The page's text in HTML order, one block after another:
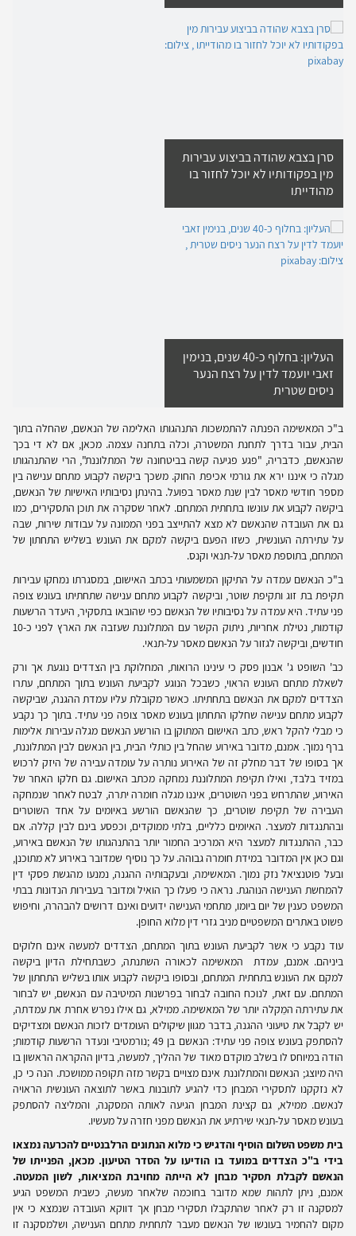
סרן בצבא שהודה בביצוע עבירות
מין בפקודותיו לא יוכל לחזור בו
מהודייתו
העליון: בחלוף כ-40 שנים, בנימין
זאבי יועמד לדין על רצח הנער
ניסים שטרית
ב"כ המאשימה הפנתה להתמשכות התנהגותו האלימה של הנאשם, שהחלה בתוך
הבית, עבור בדרך לתחנת המשטרה, וכלה בתחנה עצמה. מכאן, אם לא די בכך
שהנאשם, כדבריה, "פגע פגיעה קשה בביטחונה של המתלוננת", הרי שהתנהגותו
מגלה כי איננו ירא את גורמי אכיפת החוק. משכך ביקשה לקבוע מתחם ענישה בין
מספר חודשי מאסר לבין שנת מאסר בפועל. בהינתן נסיבותיו האישיות של הנאשם,
ביקשה לקבוע את עונשו בתחתית המתחם. לאחר שסקרה את תוכן התסקירים, כמו
גם את העובדה שהנאשם לא מצא להתייצב בפני הממונה על עבודות שירות, שבה
על עתירתה העונשית, כשזו הפעם ביקשה למקם את העונש בשליש התחתון של
המתחם, בתוספת מאסר על-תנאי וקנס.
ב"כ הנאשם עמדה על התיקון המשמעותי בכתב האישום, במסגרתו נמחקו עבירות
תקיפת בת זוג ותקיפת שוטר, וביקשה לקבוע מתחם ענישה שתחתיתו בעונש צופה
פני עתיד. היא עמדה על נסיבותיו של הנאשם כפי שהובאו בתסקיר, היעדר הרשעות
קודמות, נטילת אחריות, ניתוק הקשר עם המתלוננת שעזבה את הארץ לפני כ-10
חודשים, וביקשה לגזור על הנאשם מאסר על-תנאי.
כב' השופט ג' אבנון פסק כי עינינו הרואות, המחלוקת בין הצדדים נוגעת אך ורק
לשאלת מתחם העונש הראוי, כשבכל הנוגע לקביעת העונש בתוך המתחם, עתרו
הצדדים למקם את הנאשם בתחתיתו. כאשר מקובלת עליו עמדת ההגנה, שביקשה
לקבוע מתחם ענישה שחלקו התחתון בעונש מאסר צופה פני עתיד. בתוך כך נקבע
כי מבלי להקל ראש, כתב האישום המתוקן בו הורשע הנאשם מגלה עבירות אלימות
ברף נמוך. אמנם, מדובר באירוע שהחל בין כותלי הבית, בין הנאשם לבין המתלוננת,
אך בסופו של דבר מחלק זה של האירוע נותרה על עומדה עבירה של היזק לרכוש
במזיד בלבד, ואילו תקיפת המתלוננת נמחקה מכתב האישום. גם חלקו האחר של
האירוע, שהתרחש בפני השוטרים, איננו מגלה חומרה יתרה, לבטח לאחר שנמחקה
העבירה של תקיפת שוטרים, כך שהנאשם הורשע באיומים על אחד השוטרים
ובהתנגדות למעצר. האיומים כלליים, בלתי ממוקדים, וכפסע בינם לבין קללה. אם
כבר, ההתנגדות למעצר היא המרכיב החמור יותר בהתנהגותו של הנאשם באירוע,
וגם כאן אין המדובר במידת חומרה גבוהה. על כך נוסיף שמדובר באירוע לא מתוכנן,
ובעל פוטנציאל נזק נמוך. המאשימה, ובעקבותיה ההגנה, נמנעו מהגשת פסקי דין
להמחשת הענישה הנוהגת. נראה כי פעלו כך הואיל ומדובר בעבירות הנדונות בבתי
המשפט כענין של יום ביומו, מתחמי הענישה ידועים ואינם דרושים להבהרה, וחיפוש
פשוט באתרים המשפטיים מניב גזרי דין מלוא החופן.
עוד נקבע כי אשר לקביעת העונש בתוך המתחם, הצדדים למעשה אינם חלוקים
ביניהם. אמנם, עמדת המאשימה לכאורה השתנתה, כשבתחילת הדיון ביקשה
למקם את העונש בתחתית המתחם, ובסופו ביקשה לקבוע אותו בשליש התחתון של
המתחם. עם זאת, לנוכח החובה לבחור בפרשנות המיטיבה עם הנאשם, יש לבחור
את עתירתה המֵקלה יותר של המאשימה. ממילא, גם אילו נפרש אחרת את עמדתה,
יש לקבל את טיעוני ההגנה, בדבר מגוון שיקולים העומדים לזכות הנאשם ומצדיקים
להסתפק בעונש צופה פני עתיד: הנאשם בן 49 ;נורמטיבי ונעדר הרשעות קודמות;
הודה במיוחס לו בשלב מוקדם מאוד של ההליך, למעשה, בדיון ההקראה הראשון בו
היה מיוצג; הנאשם והמתלוננת אינם מצויים בקשר מזה תקופה ממושכת. הנה כי כן,
לא נזקקנו לתסקירי המבחן כדי להגיע לתובנות באשר לתוצאה העונשית הראויה
לנאשם. ממילא, גם קצינת המבחן הגיעה לאותה המסקנה, והמליצה להסתפק
בעונש מאסר על-תנאי שירתיע את הנאשם מפני חזרה על מעשיו.
בית משפט השלום הוסיף והדגיש כי מלוא הנתונים הרלבנטיים להכרעה נמצאו
בידי ב"כ הצדדים במועד בו הודיעו על הסדר הטיעון. מכאן, הפנייתו של
הנאשם לקבלת תסקיר מבחן לא הייתה מחויבת המציאות, לשון המעטה.
אמנם, ניתן לתהות שמא מדובר בחוכמה שלאחר מעשה, כשבית המשפט הגיע
למסקנה זו רק לאחר שהתקבלו תסקירי מבחן אך דווקא העובדה שנמצא כי אין
מקום להחמיר בעונשו של הנאשם מעבר לתחתית מתחם הענישה, ושלמסקנה זו